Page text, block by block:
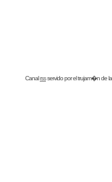
Canalrssservido por eltrujam�nde